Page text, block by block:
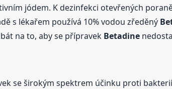
jódem. K dezinfekci otevřených
s lékařem používá 10% vodou zředěný
na to, aby se přípravek Betadine
se širokým spektrem účinku proti